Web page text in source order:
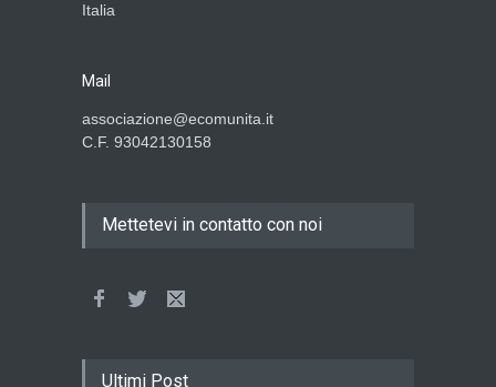
Italia
Mail
associazione@ecomunita.it
C.F. 93042130158
Mettetevi in contatto con noi
Ultimi Post